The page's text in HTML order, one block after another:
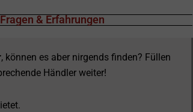
& Erfahrungen
, können es aber nirgends finden? Füllen
Händler weiter!